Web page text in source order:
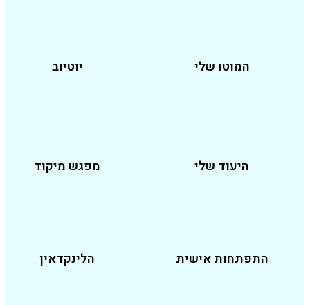
המוטו שלי
היעוד שלי מפגש מיקוד
אישית הלינקדאין